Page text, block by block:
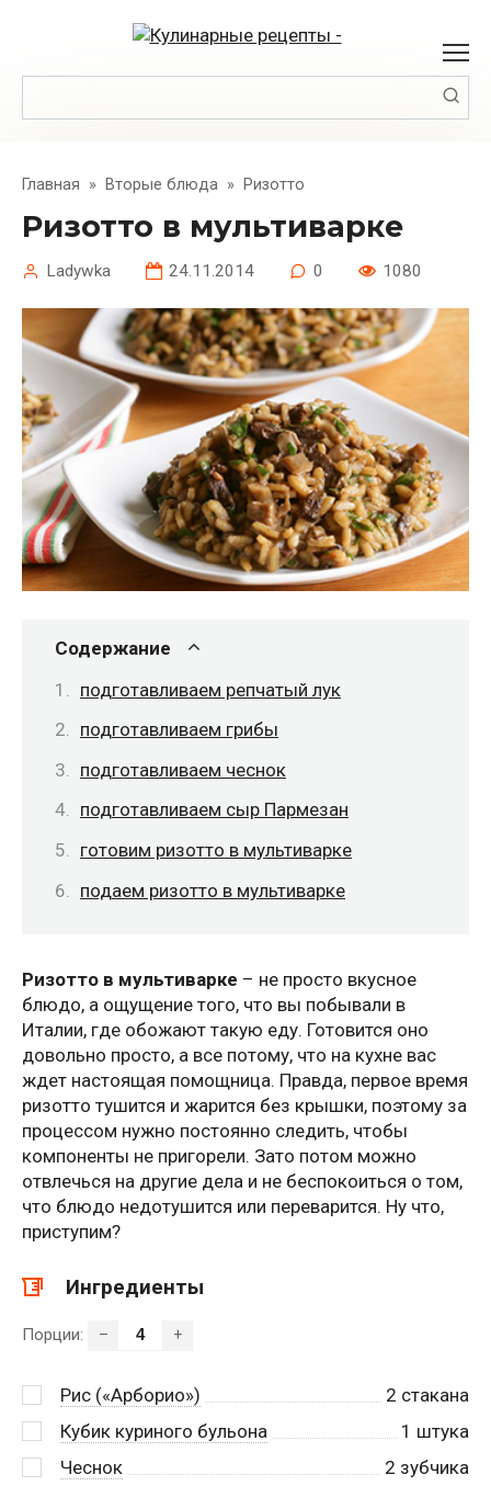
Главная » Вторые блюда » Ризотто
Ризотто в мультиварке
Ladywka 24.11.2014 0 1080
Содержание
подготавливаем репчатый лук
подготавливаем грибы
подготавливаем чеснок
подготавливаем сыр Пармезан
готовим ризотто в мультиварке
подаем ризотто в мультиварке
Ризотто в мультиварке – не просто вкусное
блюдо, а ощущение того, что вы побывали в
Италии, где обожают такую еду. Готовится оно
довольно просто, а все потому, что на кухне вас
ждет настоящая помощница. Правда, первое время
ризотто тушится и жарится без крышки, поэтому за
процессом нужно постоянно следить, чтобы
компоненты не пригорели. Зато потом можно
отвлечься на другие дела и не беспокоиться о том,
что блюдо недотушится или переварится. Ну что,
приступим?
Ингредиенты
Порции: – +
Рис («Арборио») 2 стакана
Кубик куриного бульона
1 штука
Чеснок
2 зубчика